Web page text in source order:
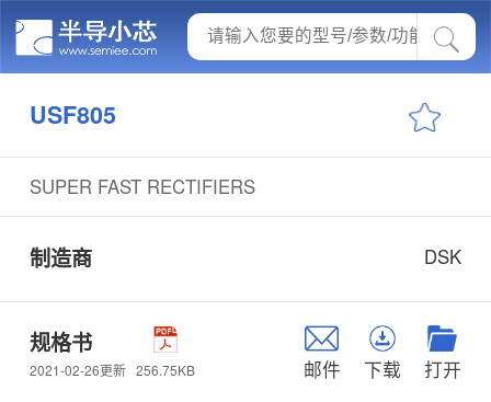
USF805
SUPER FAST RECTIFIERS
制造商 DSK
规格书
2021-02-26更新 256.75KB 邮件 下载 打开